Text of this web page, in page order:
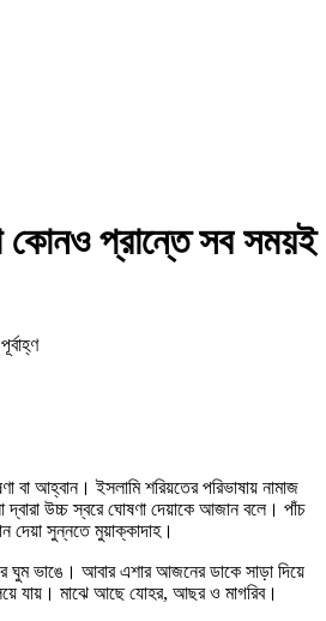
কোনও প্রান্তে সব সময়ই
আহ্বান। ইসলামি শরিয়তের পরিভাষায় নামাজ
দ্বারা উচ্চ স্বরে ঘোষণা দেয়াকে আজান বলে। পাঁচ
সুন্নতে মুয়াক্কাদাহ।
ভাঙে। আবার এশার আজনের ডাকে সাড়া দিয়ে
যায়। মাঝে আছে যোহর, আছর ও মাগরিব।